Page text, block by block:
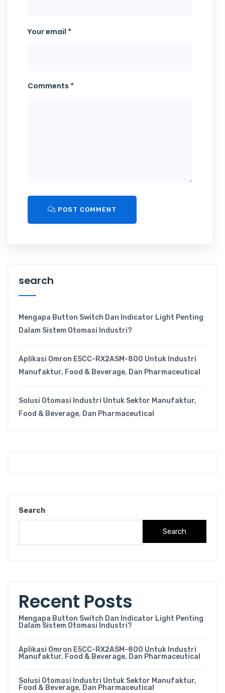
Your email *
Comments *
POST COMMENT
search
Mengapa Button Switch Dan Indicator Light Penting
Dalam Sistem Otomasi Industri?
Aplikasi Omron E5CC-RX2ASM-800 Untuk Industri
Manufaktur, Food & Beverage, Dan Pharmaceutical
Solusi Otomasi Industri Untuk Sektor Manufaktur,
Food & Beverage, Dan Pharmaceutical
Search
Search
Recent Posts
Mengapa Button Switch Dan Indicator Light Penting
Dalam Sistem Otomasi Industri?
Aplikasi Omron E5CC-RX2ASM-800 Untuk Industri
Manufaktur, Food & Beverage, Dan Pharmaceutical
Solusi Otomasi Industri Untuk Sektor Manufaktur,
Food & Beverage, Dan Pharmaceutical